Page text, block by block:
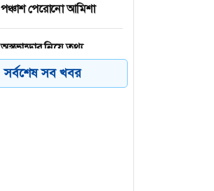
পঞ্চাশ পেরোনো আমিশা
অস্ত্রভান্ডার নিয়ে তথ্য
ফাঁসকারীদের কারাদণ্ডের
হুঁশিয়ারি ট্রাম্পের
সর্বশেষ সব খবর